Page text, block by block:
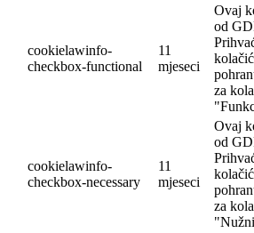
cookielawinfo-
checkbox-functional
11
mjeseci
Ovaj
od
za
cookielawinfo-
checkbox-necessary
11
mjeseci
Ovaj
od
za